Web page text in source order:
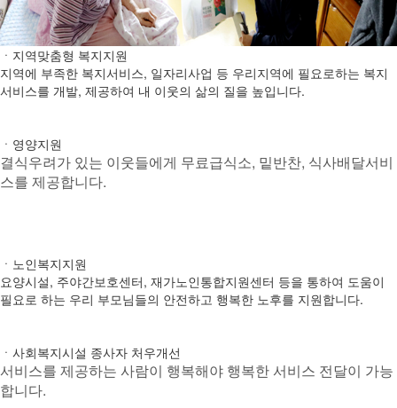
ㆍ지역맞춤형 복지지원
지역에 부족한 복지서비스, 일자리사업 등 우리지역에 필요로하는 복지
서비스를 개발, 제공하여 내 이웃의 삶의 질을 높입니다.
ㆍ영양지원
결식우려가 있는 이웃들에게 무료급식소, 밑반찬, 식사배달서비
스를 제공합니다.
ㆍ노인복지지원
요양시설, 주야간보호센터, 재가노인통합지원센터 등을 통하여 도움이
필요로 하는 우리 부모님들의 안전하고 행복한 노후를 지원합니다.
ㆍ사회복지시설 종사자 처우개선
서비스를 제공하는 사람이 행복해야 행복한 서비스 전달이 가능
합니다.